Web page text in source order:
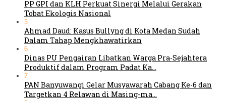
PP GPI dan KLH Perkuat Sinergi Melalui Gerakan
Tobat Ekologis Nasional
5
Ahmad Daud: Kasus Bullyng di Kota Medan Sudah
Dalam Tahap Mengkhawatirkan
6
Dinas PU Pengairan Libatkan Warga Pra-Sejahtera
Produktif dalam Program Padat Ka…
7
PAN Banyuwangi Gelar Musyawarah Cabang Ke-6 dan
Targetkan 4 Relawan di Masing-ma…